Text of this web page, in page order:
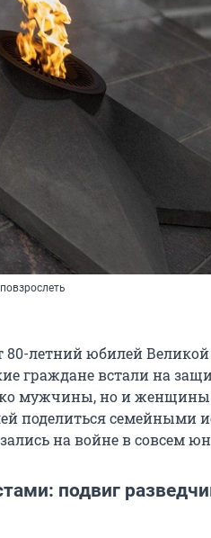
80-летний юбилей
граждане встали на
мужчины, но и
поделиться семейными
на войне в совсем
подвиг